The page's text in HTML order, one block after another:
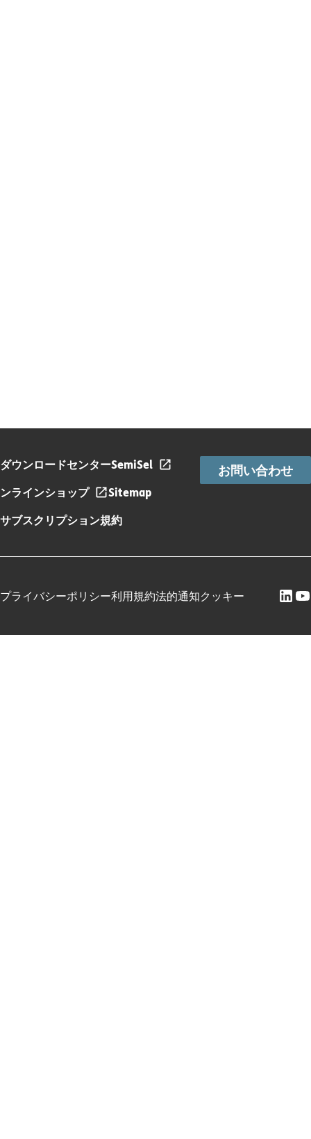
ダウンロードセンターSemiSel
ンラインショップ
Sitemap
サブスクリプション規約
お問い合わせ
プライバシーポリシー利用規約法的通知クッキー